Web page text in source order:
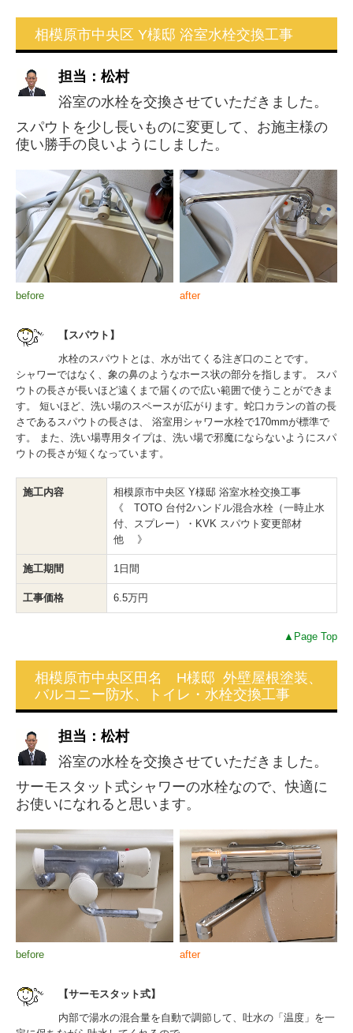
相模原市中央区 Y様邸 浴室水栓交換工事
担当：松村
浴室の水栓を交換させていただきました。
スパウトを少し長いものに変更して、お施主様の
使い勝手の良いようにしました。
before after
【スパウト】
水栓のスパウトとは、水が出てくる注ぎ口のことです。
シャワーではなく、象の鼻のようなホース状の部分を指します。 スパ
ウトの長さが長いほど遠くまで届くので広い範囲で使うことができま
す。 短いほど、洗い場のスペースが広がります。蛇口カランの首の長
さであるスパウトの長さは、 浴室用シャワー水栓で170mmが標準で
す。 また、洗い場専用タイプは、洗い場で邪魔にならないようにスパ
ウトの長さが短くなっています。
施工内容
相模原市中央区 Y様邸 浴室水栓交換工事
《 TOTO 台付2ハンドル混合水栓（一時止水
付、スプレー）・KVK スパウト変更部材
他 》
施工期間 1日間
工事価格 6.5万円
▲Page Top
相模原市中央区田名 H様邸 外壁屋根塗装、
バルコニー防水、トイレ・水栓交換工事
担当：松村
浴室の水栓を交換させていただきました。
サーモスタット式シャワーの水栓なので、快適に
お使いになれると思います。
before after
【サーモスタット式】
内部で湯水の混合量を自動で調節して、吐水の「温度」を一